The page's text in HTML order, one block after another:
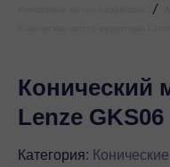
/
Конический
Lenze GKS06
Категория: